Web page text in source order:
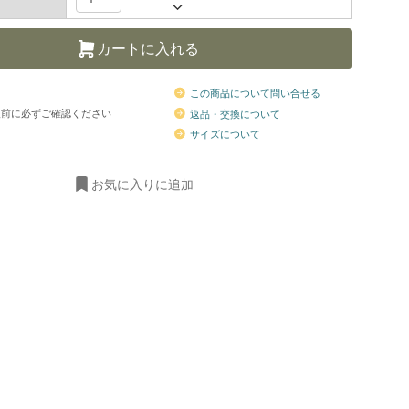
カートに入れる
に必ずご確認ください
この商品について問い合せる
返品・交換について
サイズについて
お気に入りに追加